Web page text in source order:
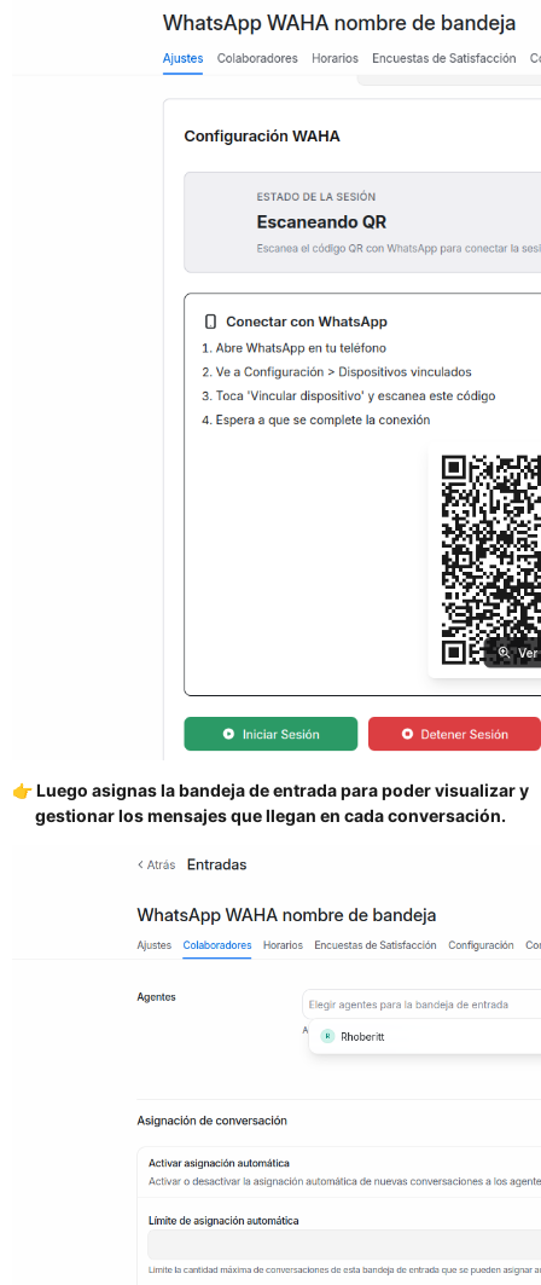
👉 Luego asignas la bandeja de entrada para poder visualizar y
gestionar los mensajes que llegan en cada conversación.